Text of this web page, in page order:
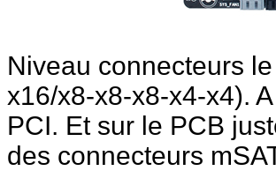
Niveau connecteurs
x16/x8-x8-x8-x4-x4).
PCI. Et sur le PCB
des connecteurs